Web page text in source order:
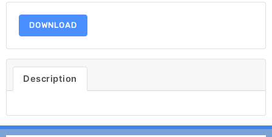
DOWNLOAD
Description